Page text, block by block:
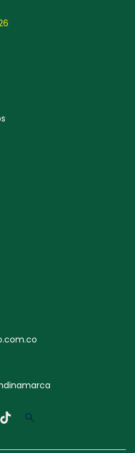
6